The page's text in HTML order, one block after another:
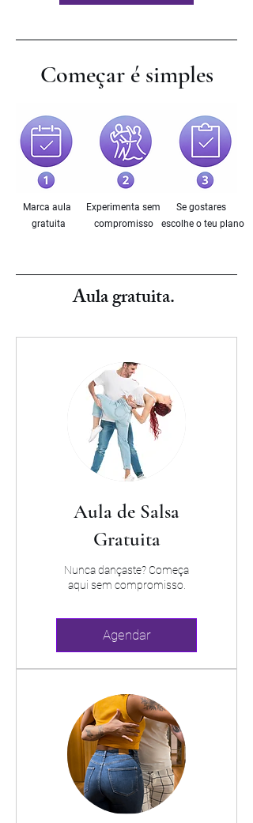
Começar é simples
Marca aula
gratuita
Experimenta sem
compromisso
Se gostares
escolhe o teu plano
Aula gratuita.
Aula de Salsa
Gratuita
Nunca dançaste? Começa
aqui sem compromisso.
Agendar